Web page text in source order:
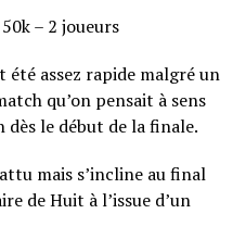
– 2 joueurs
assez rapide malgré un
qu’on pensait à sens
dès le début de la finale.
mais s’incline au final
de Huit à l’issue d’un